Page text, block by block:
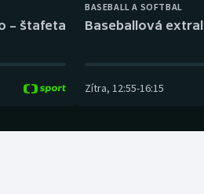
– štafeta
BASEBALL A SOFTBAL
Baseballová
Zítra, 12:55-16:15